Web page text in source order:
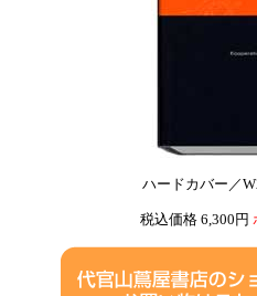
ハードカバー／
税込価格 6,300円